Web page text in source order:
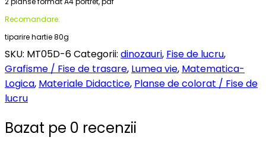
Recomandare:
tiparire hartie 80g
SKU: MT05D-6Categorii: dinozauri, Fise de lucru,
Grafisme / Fise de trasare, Lumea vie, Matematica-
Logica, Materiale Didactice, Planse de colorat / Fise de
lucru
Bazat pe 0 recenzii